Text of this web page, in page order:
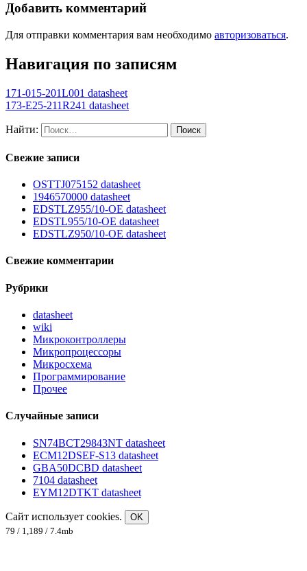
Добавить комментарий
Для отправки комментария вам необходимо авторизоваться.
Навигация по записям
171-015-201L001 datasheet
173-E25-211R241 datasheet
Найти:
Свежие записи
OSTTJ075152 datasheet
1946570000 datasheet
EDSTLZ955/10-OE datasheet
EDSTL955/10-OE datasheet
EDSTLZ950/10-OE datasheet
Свежие комментарии
Рубрики
datasheet
wiki
Микроконтроллеры
Микропроцессоры
Микросхема
Программирование
Прочее
Случайные записи
SN74BCT29843NT datasheet
ECM12DSEF-S13 datasheet
GBA50DCBD datasheet
7104 datasheet
EYM12DTKT datasheet
Сайт использует cookies.
OK
79 / 1,189 / 7.4mb